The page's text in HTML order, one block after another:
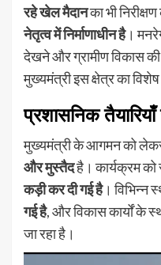
रहे खेल मैदानका भी
नेतृत्व में निर्माणाधीन है।
देखने और ग्रामीण विकास
मुख्यमंत्री इस क्षेत्र का विशेष
प्रशासनिक तैयारियाँ
मुख्यमंत्री के आगमन को
और मुस्तैदहै। कार्यक्रम
कड़ी कर दी गई है। विभिन्न
गई है, और विकास कार्यों के
जा रहा है।